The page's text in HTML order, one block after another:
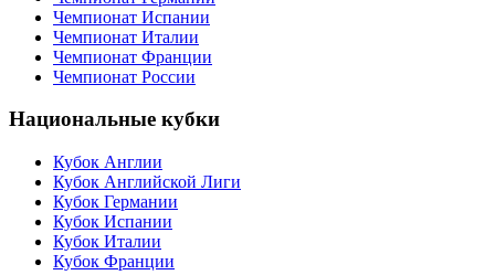
Чемпионат Испании
Чемпионат Италии
Чемпионат Франции
Чемпионат России
Национальные кубки
Кубок Англии
Кубок Английской Лиги
Кубок Германии
Кубок Испании
Кубок Италии
Кубок Франции